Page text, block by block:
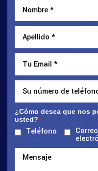
¿Cómo desea que nos
usted? *
Teléfono Correo